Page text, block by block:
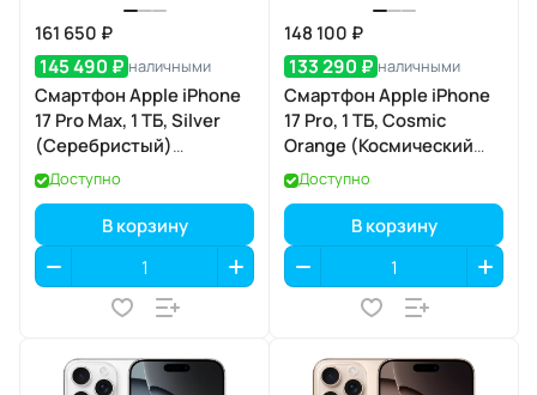
161 650 ₽
145 490 ₽ наличными
Смартфон Apple iPhone
17 Pro Max, 1 ТБ, Silver
(Серебристый)
SIM+eSIM
Доступно
В корзину
148 100 ₽
133 290 ₽ наличными
Смартфон Apple iPhone
17 Pro, 1 ТБ, Cosmic
Orange (Космический
оранжевый) SIM+eSIM
Доступно
В корзину